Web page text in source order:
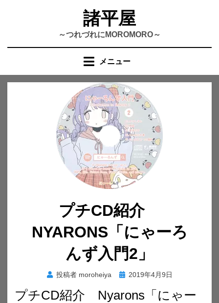
諸平屋
～つれづれにMOROMORO～
メニュー
プチCD紹介
NYARONS「にゃーろ
んず入門2」
投稿者 moroheiya
投
日:
2019年4月9日
プチCD紹介 Nyarons「にゃー